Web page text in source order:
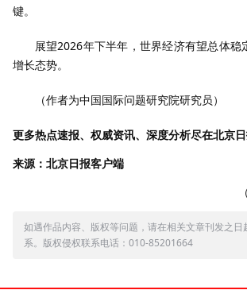
键。
展望2026年下半年，世界经济有望总体稳
增长态势。
（作者为中国国际问题研究院研究员）
更多热点速报、权威资讯、深度分析尽在北京
来源：北京日报客户端
如遇作品内容、版权等问题，请在相关文章刊发之日
系。版权侵权联系电话：010-85201664